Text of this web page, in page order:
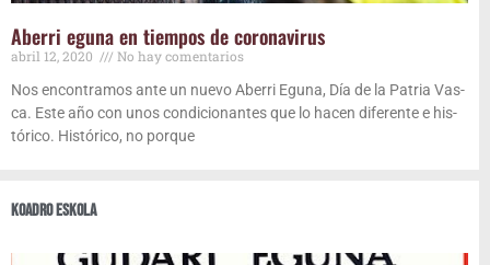
Abe­rri egu­na en tiem­pos de coronavirus
abril 12, 2020
No hay comentarios
Nos encon­tra­mos ante un nue­vo Abe­rri Egu­na, Día de la Patria Vas­
ca. Este año con unos con­di­cio­nan­tes que lo hacen dife­ren­te e his­
tó­ri­co. His­tó­ri­co, no porque
Koa­dro eskola